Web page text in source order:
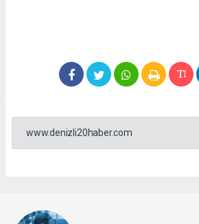
www.denizli20haber.com